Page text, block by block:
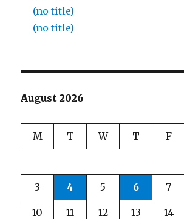
(no title)
(no title)
August 2026
M T W T F
3 4 5 6 7
10 11 12 13 14